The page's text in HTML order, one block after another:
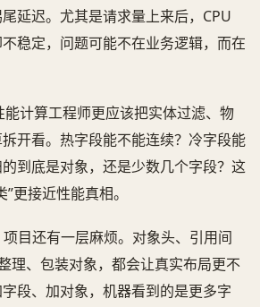
延迟。尤其是请求量上来后，CPU
稳定，问题可能不在业务逻辑，而在
计算工程师更应该把实体过滤、物
开看。热字段能不能连续？冷字段能
到底是对象，还是少数几个字段？这
更接近性能真相。
项目还有一层麻烦。对象头、引用间
理、包装对象，都会让真实布局更不
段、加对象，机器看到的是更多字